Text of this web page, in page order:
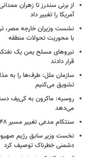
آمریکا را تغییر داد
نشست وزیران خارجه مصر،
با محوریت تحولات منطقه
نیروهای مسلح یمن یک
قرار دادند
سازمان ملل: طرف‌ها را به
تشویق می‌کنیم
روسیه: ماکرون به کی‌یف
می‌دهد
سنتکام مدعی تغییر مسیر ۴۸ کشتی تجاری شد
نخست وزیر سابق رژیم
دشمنی خطرناک توصیف کرد